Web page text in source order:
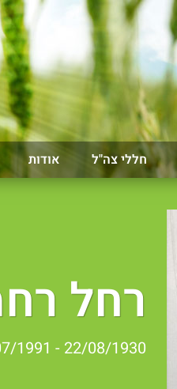
חללי צה"ל אודות
רחל
22/08/1930 - 17/07/1991